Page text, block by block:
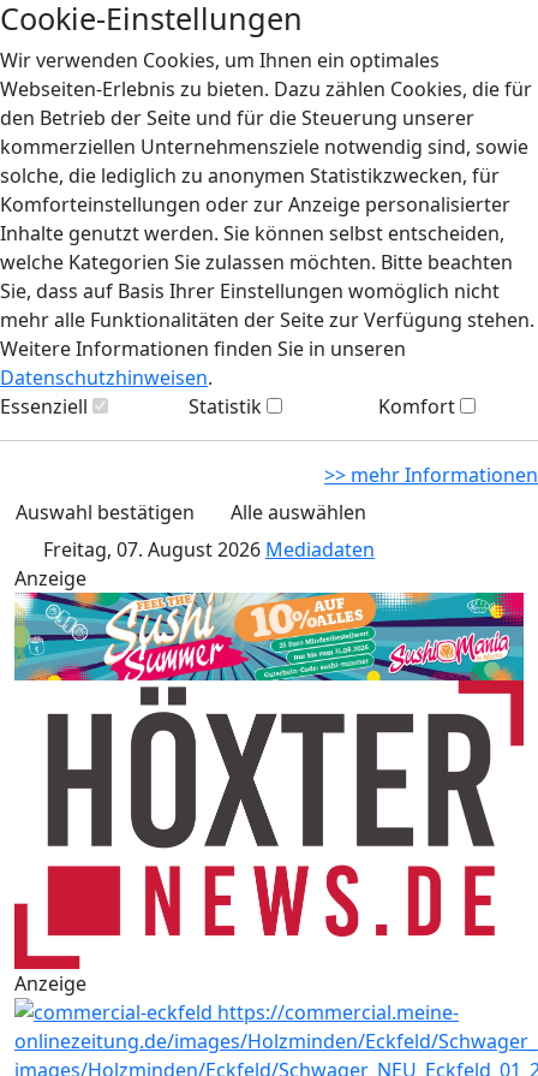
Cookie-Einstellungen
Wir verwenden Cookies, um Ihnen ein optimales
Webseiten-Erlebnis zu bieten. Dazu zählen Cookies, die für
den Betrieb der Seite und für die Steuerung unserer
kommerziellen Unternehmensziele notwendig sind, sowie
solche, die lediglich zu anonymen Statistikzwecken, für
Komforteinstellungen oder zur Anzeige personalisierter
Inhalte genutzt werden. Sie können selbst entscheiden,
welche Kategorien Sie zulassen möchten. Bitte beachten
Sie, dass auf Basis Ihrer Einstellungen womöglich nicht
mehr alle Funktionalitäten der Seite zur Verfügung stehen.
Weitere Informationen finden Sie in unseren
Datenschutzhinweisen.
Essenziell
Statistik Komfort
>> mehr Informationen
Auswahl bestätigen
Alle auswählen
Freitag, 07. August 2026 Mediadaten
Anzeige
Anzeige